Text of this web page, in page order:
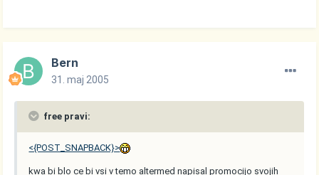
Bern
31. maj 2005
free pravi:
<{POST_SNAPBACK}>
kwa bi blo ce bi vsi v temo altermed napisal promocijo svojih